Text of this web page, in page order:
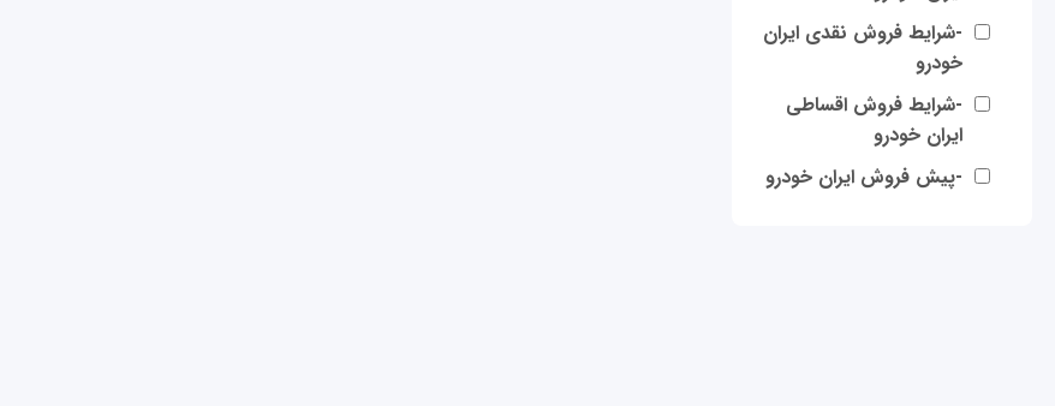
-شرایط فروش نقدی ایران
خودرو
-شرایط فروش اقساطی
ایران خودرو
-پیش فروش ایران خودرو